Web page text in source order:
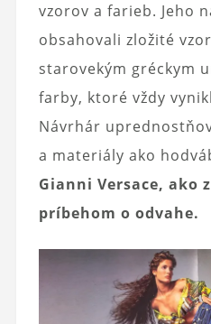
vzorov a farieb. Jeho
obsahovali zložité
starovekým gréckym
farby, ktoré vždy
Návrhár
a materiály ako
Gianni Versace, ako
príbehom o odvahe.